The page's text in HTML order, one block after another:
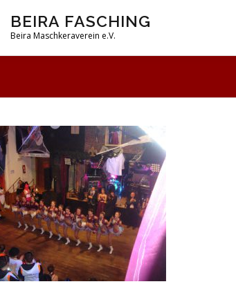
BEIRA FASCHING
Beira Maschkeraverein e.V.